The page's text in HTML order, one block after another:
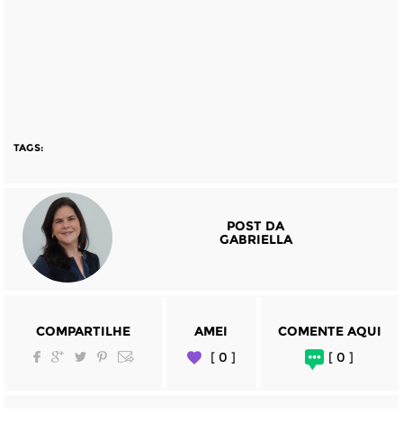
TAGS:
POST DA
GABRIELLA
COMPARTILHE
AMEI
[ 0 ]
COMENTE AQUI
[ 0 ]